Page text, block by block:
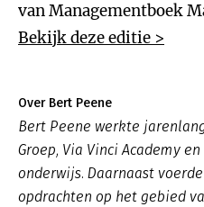
van Managementboek
Bekijk deze editie >
Over Bert Peene
Bert Peene werkte
Groep, Via Vinci Academy
onderwijs. Daarnaast
opdrachten op het gebied